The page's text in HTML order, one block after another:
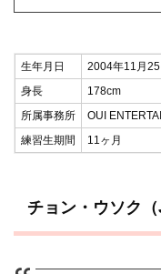
生年月日
2004年11月25
身長
178cm
所属事務所
OUI
練習生期間
11ヶ月
チョン・ウソク